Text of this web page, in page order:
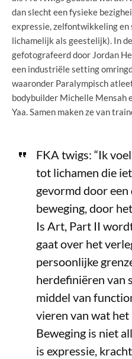
dan slecht een fysieke
expressie, zelfontwikkeling
lichamelijk als geestelijk). In
gefotografeerd door Jordan
een industriële setting
waaronder Paralympisch
bodybuilder Michelle Mensah
Yaa. Samen maken ze van
FKA twigs: “Ik
tot lichamen die
gevormd door een
beweging, door
Is Art, Part II
gaat over het
persoonlijke
herdefiniëren van
middel van
vieren van wat het
Beweging is niet
is expressie,